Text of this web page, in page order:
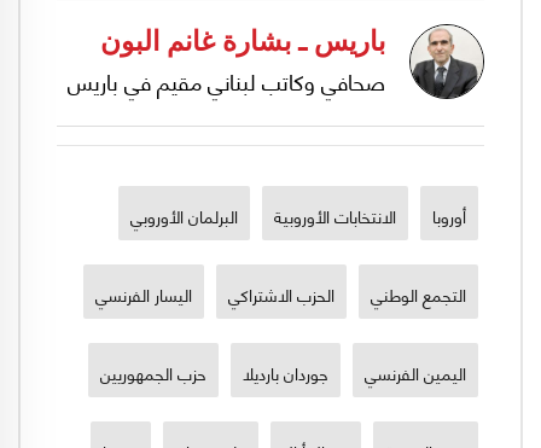
باريس ـ بشارة غانم البون
صحافي وكاتب لبناني مقيم في باريس
أوروبا الانتخابات الأوروبية البرلمان الأوروبي
التجمع الوطني الحزب الاشتراكي اليسار الفرنسي
اليمين الفرنسي جوردان بارديلا حزب الجمهوريين